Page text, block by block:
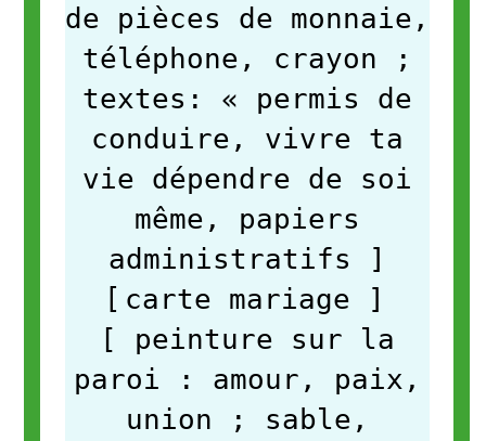
de pièces de monnaie,
téléphone, crayon ;
textes: « permis de
conduire, vivre ta
vie dépendre de soi
même, papiers
administratifs
]
[ carte mariage
]
[ peinture sur la
paroi : amour, paix,
union ; sable,